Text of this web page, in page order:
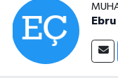
Ebru